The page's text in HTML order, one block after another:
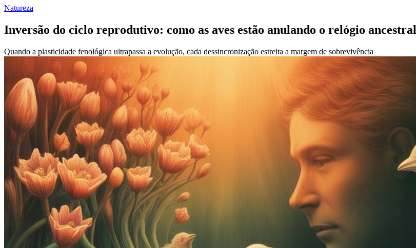
Natureza
Inversão do ciclo reprodutivo: como as aves estão anulando o relógio ancestral
Quando a plasticidade fenológica ultrapassa a evolução, cada dessincronização estreita a margem de sobrevivência